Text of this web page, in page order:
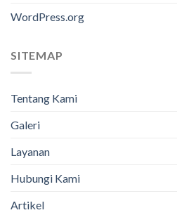
WordPress.org
SITEMAP
Tentang Kami
Galeri
Layanan
Hubungi Kami
Artikel